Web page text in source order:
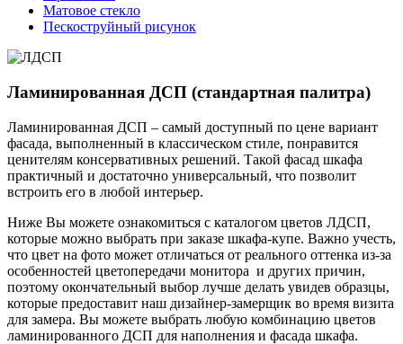
Матовое стекло
Пескоструйный рисунок
Ламинированная ДСП (стандартная палитра)
Ламинированная ДСП – самый доступный по цене вариант
фасада, выполненный в классическом стиле, понравится
ценителям консервативных решений. Такой фасад шкафа
практичный и достаточно универсальный, что позволит
встроить его в любой интерьер.
Ниже Вы можете ознакомиться с каталогом цветов ЛДСП,
которые можно выбрать при заказе шкафа-купе. Важно учесть,
что цвет на фото может отличаться от реального оттенка из-за
особенностей цветопередачи монитора и других причин,
поэтому окончательный выбор лучше делать увидев образцы,
которые предоставит наш дизайнер-замерщик во время визита
для замера. Вы можете выбрать любую комбинацию цветов
ламинированного ДСП для наполнения и фасада шкафа.